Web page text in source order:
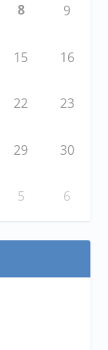
8 9
15 16
22 23
29 30
5 6